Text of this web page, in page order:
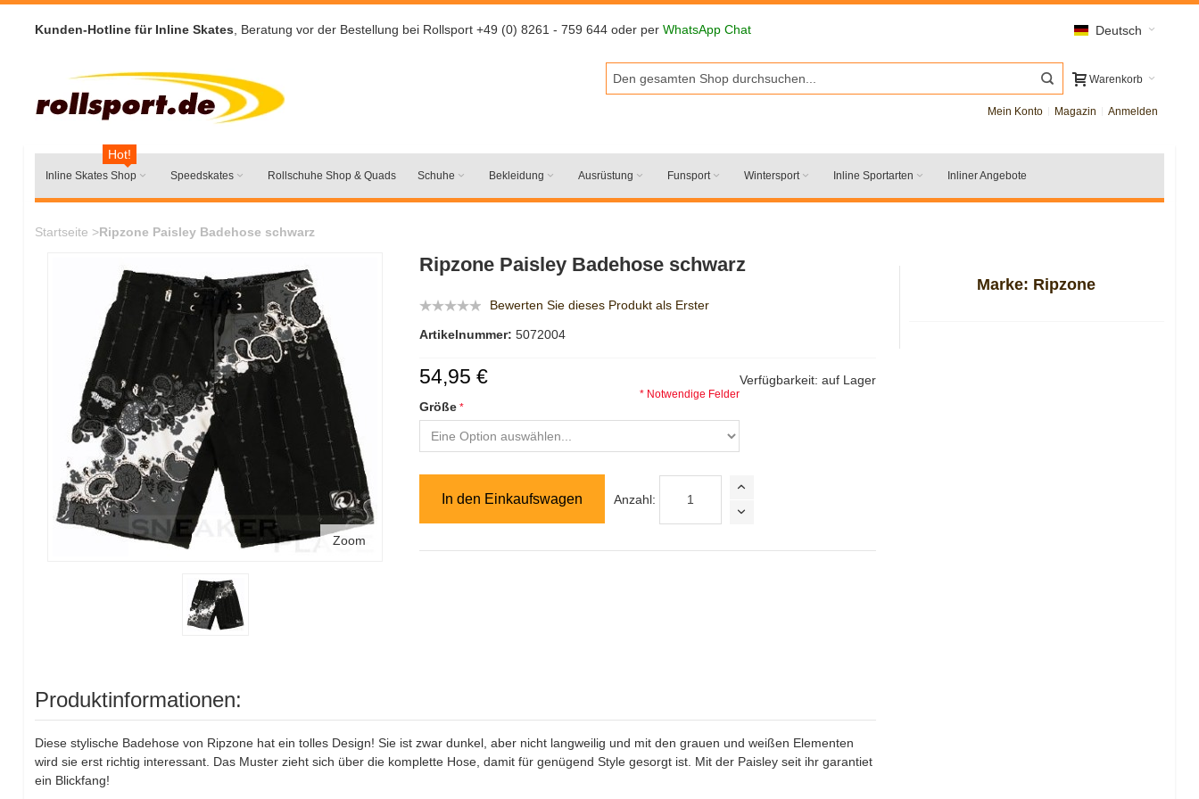
Kunden-Hotline für Inline Skates , Beratung vor der Bestellung bei Rollsport +49 (0) 8261 - 759 644 oder per WhatsApp Chat Deutsch
Warenkorb
Mein Konto Magazin Anmelden
Inline Skates Shop
Hot!
Speedskates Rollschuhe Shop & Quads Schuhe Bekleidung Ausrüstung Funsport Wintersport Inline Sportarten Inliner Angebote
Startseite >Ripzone Paisley Badehose schwarz
Zoom
Ripzone Paisley Badehose schwarz
Bewerten Sie dieses Produkt als Erster
Artikelnummer: 5072004
Verfügbarkeit: auf Lager
54,95 €
Größe
* Notwendige Felder
Anzahl:
In den Einkaufswagen
Marke: Ripzone
Produktinformationen:
Diese stylische Badehose von Ripzone hat ein tolles Design! Sie ist zwar dunkel, aber nicht langweilig und mit den grauen und weißen Elementen
wird sie erst richtig interessant. Das Muster zieht sich über die komplette Hose, damit für genügend Style gesorgt ist. Mit der Paisley seit ihr garantiet
ein Blickfang!